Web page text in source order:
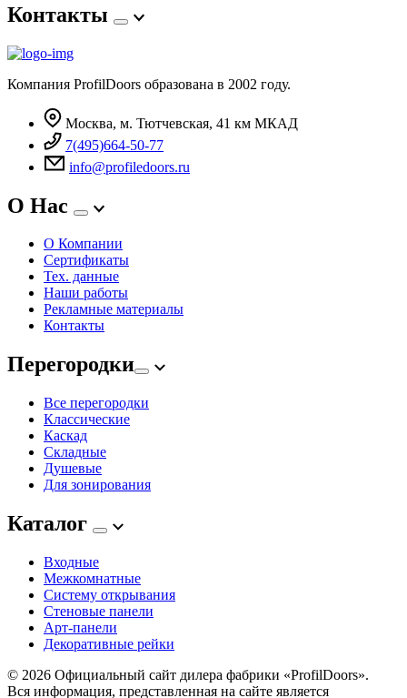
Контакты
Компания ProfilDoors образована в 2002 году.
Москва, м. Тютчевская, 41 км МКАД
7(495)664-50-77
info@profiledoors.ru
О Нас
О Компании
Сертификаты
Тех. данные
Наши работы
Рекламные материалы
Контакты
Перегородки
Все перегородки
Классические
Каскад
Складные
Душевые
Для зонирования
Каталог
Входные
Межкомнатные
Систему открывания
Стеновые панели
Арт-панели
Декоративные рейки
© 2026 Официальный сайт дилера фабрики «ProfilDoors».
Вся информация, представленная на сайте является